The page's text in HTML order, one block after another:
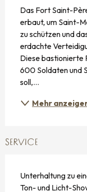
Das Fort Saint-
erbaut, um Saint-
zu schützen und
erdachte
Diese bastionierte
600 Soldaten und
soll,...
Mehr
SERVICE
Unterhaltung zu
Ton- und Licht-